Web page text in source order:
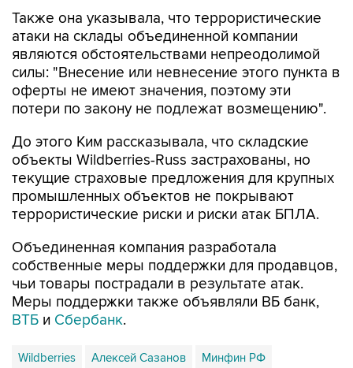
Также она указывала, что террористические
атаки на склады объединенной компании
являются обстоятельствами непреодолимой
силы: "Внесение или невнесение этого пункта в
оферты не имеют значения, поэтому эти
потери по закону не подлежат возмещению".
До этого Ким рассказывала, что складские
объекты Wildberries-Russ застрахованы, но
текущие страховые предложения для крупных
промышленных объектов не покрывают
террористические риски и риски атак БПЛА.
Объединенная компания разработала
собственные меры поддержки для продавцов,
чьи товары пострадали в результате атак.
Меры поддержки также объявляли ВБ банк,
ВТБ и Сбербанк.
Wildberries Алексей Сазанов Минфин РФ